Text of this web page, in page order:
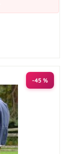
-45 %